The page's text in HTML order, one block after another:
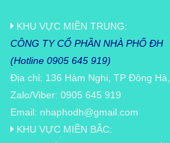
KHU VỰC MIỀN TRUNG:
CÔNG TY CỔ PHẦN NHÀ PHỐ ĐH
(Hotline 0905 645 919)
Địa chỉ: 136 Hàm Nghi, TP Đông
Zalo/Viber: 0905 645 919
Email: nhaphodh@gmail.com
KHU VỰC MIỀN BẮC: